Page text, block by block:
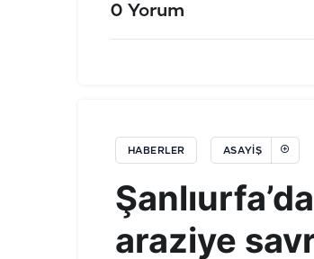
0 Yorum
HABERLER ASAYIŞ
araziye